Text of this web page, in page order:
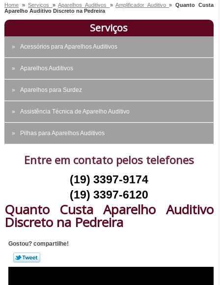
Home »Serviços »Aparelhos Auditivos »Amplificador Auditivo»Quanto Custa
Aparelho Auditivo Discreto na Pedreira
Serviços
Acessórios para Aparelhos Auditivos
Aparelhos Auditivos
Aparelhos para Surdez
Assistência Técnica de Aparelho Auditivo
Pilhas para Aparelhos Auditivos
Entre em contato pelos telefones
(19) 3397-9174
(19) 3397-6120
Quanto Custa Aparelho Auditivo
Discreto na Pedreira
Gostou? compartilhe!